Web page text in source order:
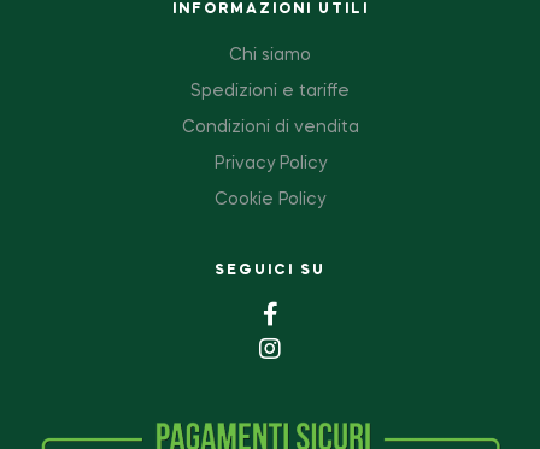
INFORMAZIONI UTILI
Chi siamo
Spedizioni e tariffe
Condizioni di vendita
Privacy Policy
Cookie Policy
SEGUICI SU